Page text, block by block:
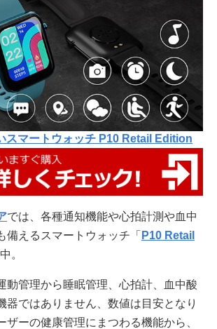
スマートウォッチ P10 Retail Edition
では、各種通知機能や心拍計測や血中
備えるスマートウォッチ「 P10 Retail
。
管理から睡眠管理、心拍計、血中酸
器ではありません、数値は目安となり
ザーの健康管理にまつわる機能から、